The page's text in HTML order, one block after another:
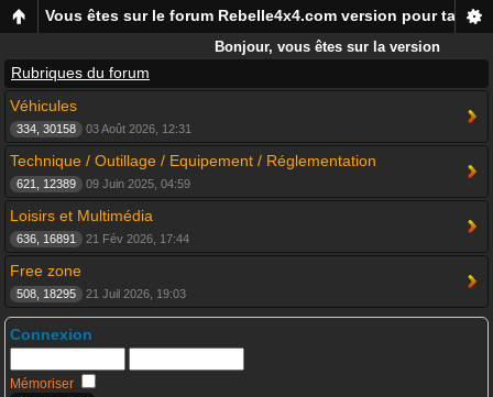
Vous êtes sur le forum Rebelle4x4.com version pour
Bonjour, vous êtes sur la version
mobile du forum Rebelle4x4, pour
Rubriques du forum
Véhicules
334, 30158 03 Août 2026, 12:31
Technique / Outillage / Equipement / Réglementation
621, 12389 09 Juin 2025, 04:59
Loisirs et Multimédia
636, 16891 21 Fév 2026, 17:44
Free zone
508, 18295 21 Juil 2026, 19:03
Connexion
Mémoriser